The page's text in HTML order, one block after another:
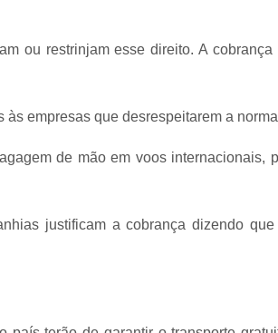
ou restrinjam esse direito. A cobrança
empresas que desrespeitarem a
de mão em voos internacionais,
justificam a cobrança dizendo que